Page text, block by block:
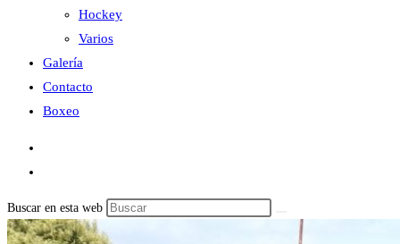
Hockey
Varios
Galería
Contacto
Boxeo
Buscar en esta web